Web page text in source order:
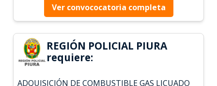
Ver convococatoria completa
REGIÓN POLICIAL PIURA
requiere:
ADQUISICIÓN DE COMBUSTIBLE GAS LICUADO